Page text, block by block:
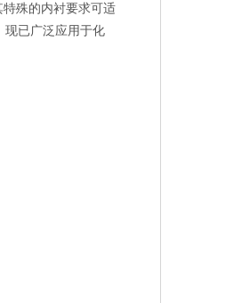
殊的内衬要求可适
现已广泛应用于化